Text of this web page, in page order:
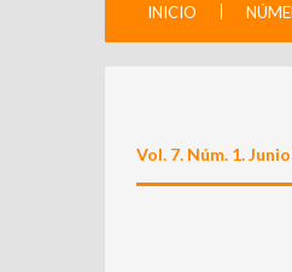
INICIO
Vol. 7. Núm. 1.